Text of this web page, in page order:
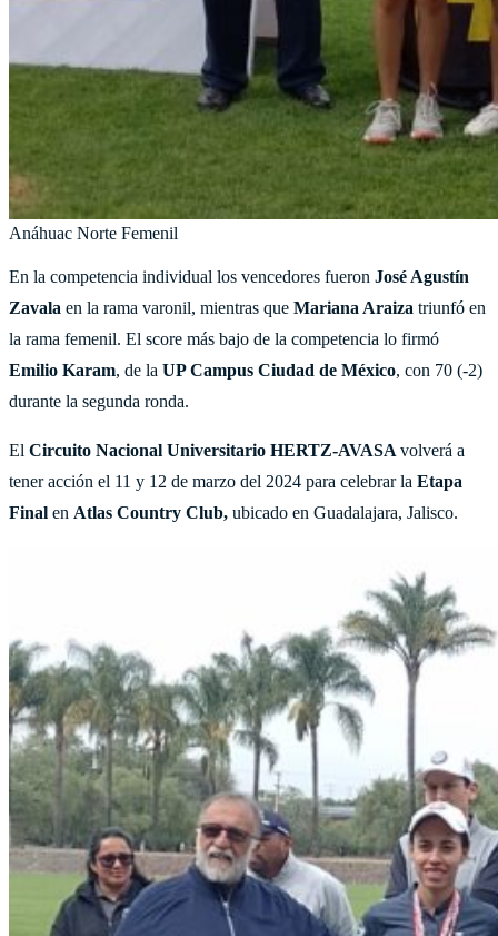
Anáhuac Norte Femenil
En la competencia individual los vencedores fueron José Agustín
Zavala en la rama varonil, mientras que Mariana Araiza triunfó en
la rama femenil. El score más bajo de la competencia lo firmó
Emilio Karam, de la UP Campus Ciudad de México, con 70 (-2)
durante la segunda ronda.
El Circuito Nacional Universitario HERTZ-AVASA volverá a
tener acción el 11 y 12 de marzo del 2024 para celebrar la Etapa
Final en Atlas Country Club, ubicado en Guadalajara, Jalisco.